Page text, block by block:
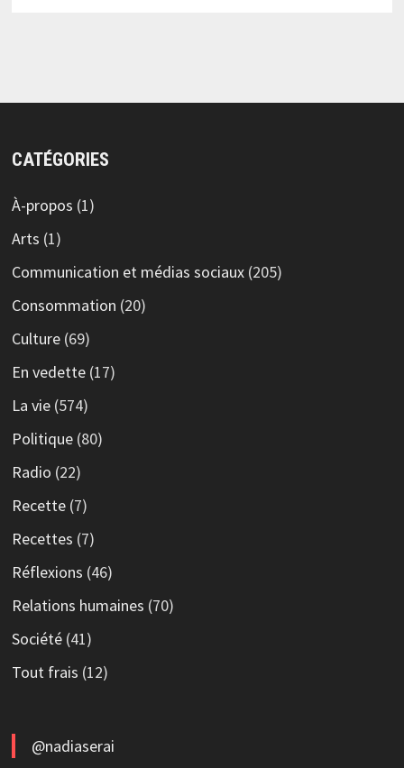
CATÉGORIES
À-propos (1)
Arts (1)
Communication et médias sociaux(205)
Consommation (20)
Culture(69)
En vedette(17)
La vie(574)
Politique(80)
Radio (22)
Recette(7)
Recettes (7)
Réflexions (46)
Relations humaines (70)
Société(41)
Tout frais (12)
@nadiaserai